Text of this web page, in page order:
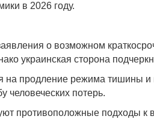
в 2026 году.
о возможном
украинская сторона
продление режима тишины
человеческих потерь.
противоположные подходы